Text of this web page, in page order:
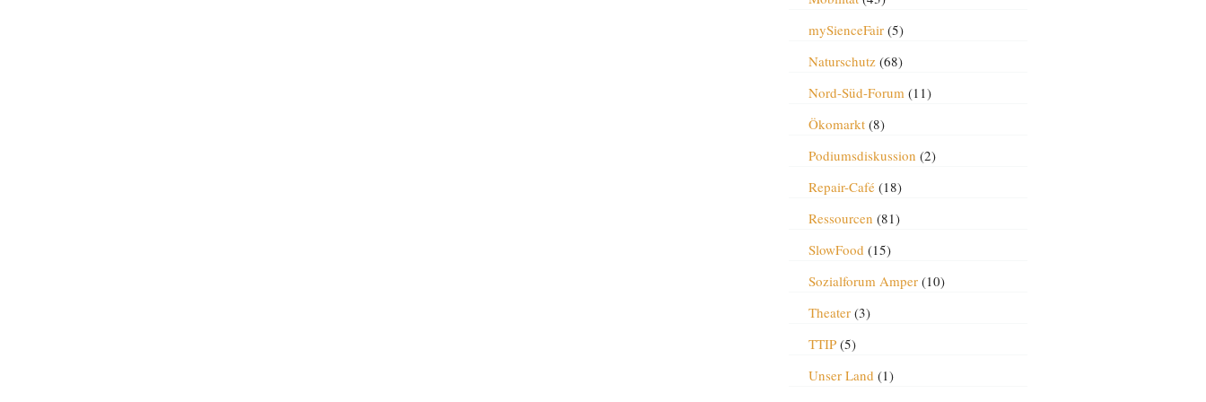
mySienceFair(5)
Naturschutz(68)
Nord-Süd-Forum(11)
Ökomarkt(8)
Podiumsdiskussion (2)
Repair-Café(18)
Ressourcen (81)
SlowFood (15)
Sozialforum Amper(10)
Theater(3)
TTIP(5)
Unser Land (1)